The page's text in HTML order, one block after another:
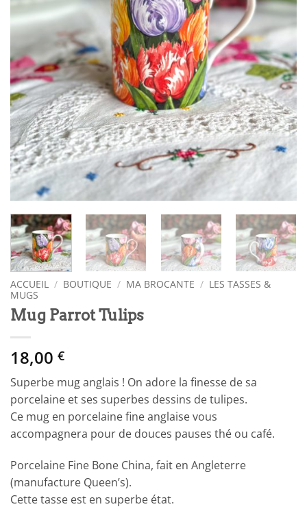
ACCUEIL / BOUTIQUE / MA BROCANTE / LES TASSES &
MUGS
Mug Parrot Tulips
18,00 €
Superbe mug anglais ! On adore la finesse de sa
porcelaine et ses superbes dessins de tulipes.
Ce mug en porcelaine fine anglaise vous
accompagnera pour de douces pauses thé ou café.
Porcelaine Fine Bone China, fait en Angleterre
(manufacture Queen’s).
Cette tasse est en superbe état.